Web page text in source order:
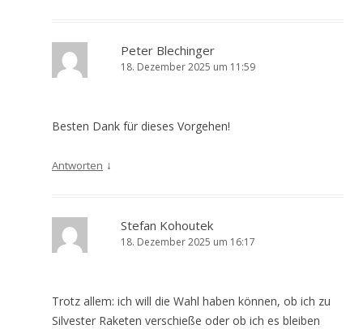
Peter Blechinger
18. Dezember 2025 um 11:59
Besten Dank für dieses Vorgehen!
Antworten ↓
Stefan Kohoutek
18. Dezember 2025 um 16:17
Trotz allem: ich will die Wahl haben können, ob ich zu
Silvester Raketen verschieße oder ob ich es bleiben